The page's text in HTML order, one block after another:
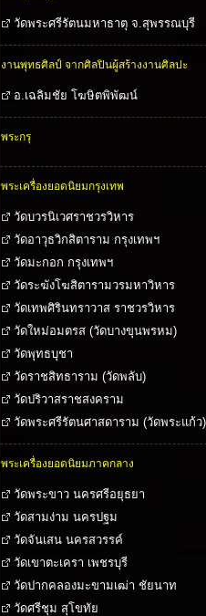
วัดพระศรีรัตนมหาธาตุ จ.สุพรรณบุรี
งานพุทธศิลป์ จากศิลปินผู้สร้างงานศิลปะ
อ.เฉลิมชัย โฆษิตพิพัฒน์
พระกรุ
พระเครื่องยอดนิยมกรุงเทพ
วัดบวรนิเวศราชวรวิหาร
วัดอาวุธวิกสิตาราม กรุงเทพฯ
วัดมะกอก กรุงเทพฯ
วัดระฆังโฆสิตารามวรมหาวิหาร
วัดเทพศิรินทราวาส ราชวรวิหาร
วัดใหม่อมตรส (วัดบางขุนพรหม)
วัดพุทธบุชา
วัดราชสิทธาราม (วัดพลับ)
วัดปริวาสราชสงคราม
วัดพระศรีรัตนศาสดาราม (วัดพระแก้ว)
พระเครื่องยอดนิยมภาคกลาง
วัดพระขาว นครศรีอยุธยา
วัดสามง่าม นครปฐม
วัดจันเสน นครสวรรค์
วัดเขาตะเครา เพชรบุรี
วัดปากคลองมะขามเฒ่า ชัยนาท
วัดศรีชุม สุโขทัย